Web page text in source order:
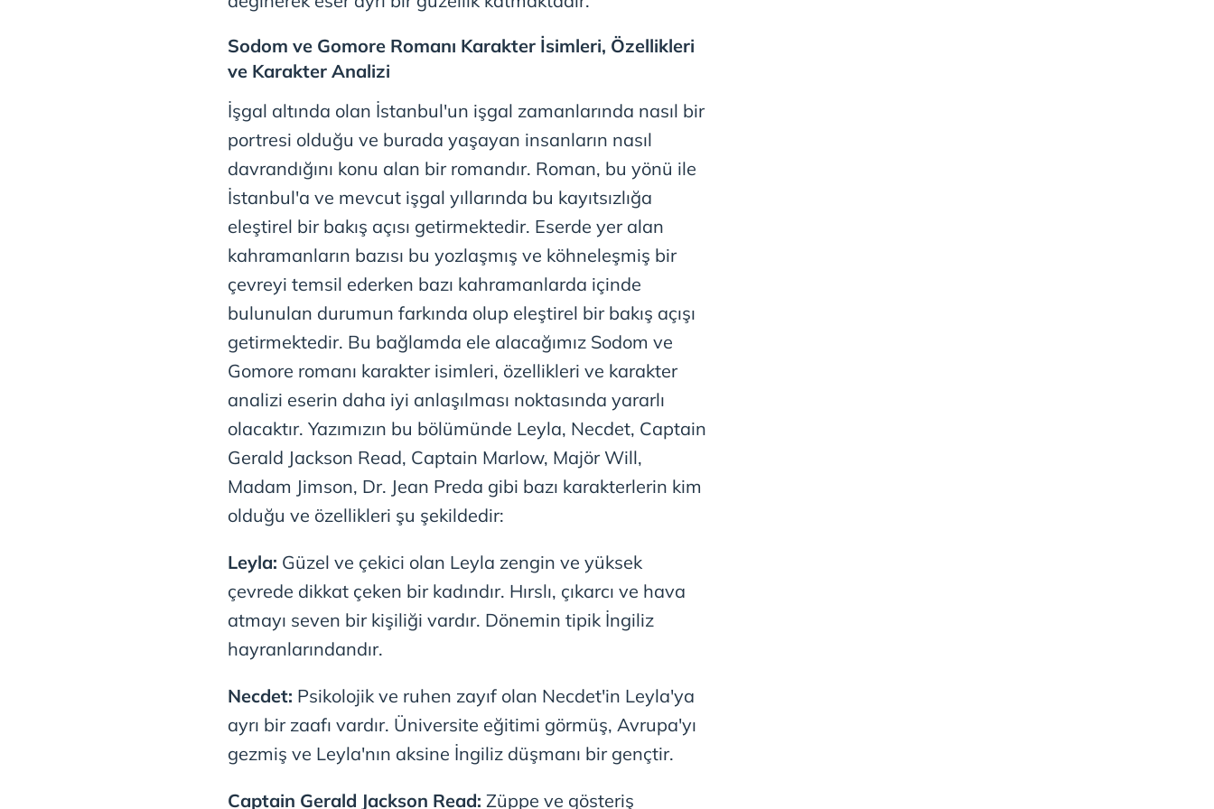
mevzuata uygun olarak kullanılan çerezlerle ilgili bilgi almak için lütfen
Sodom ve Gomore Romanı Karakter İsimleri, Özellikleri
ve Karakter Analizi
İşgal altında olan İstanbul'un işgal zamanlarında nasıl bir
portresi olduğu ve burada yaşayan insanların nasıl
davrandığını konu alan bir romandır. Roman, bu yönü ile
İstanbul'a ve mevcut işgal yıllarında bu kayıtsızlığa
eleştirel bir bakış açısı getirmektedir. Eserde yer alan
kahramanların bazısı bu yozlaşmış ve köhneleşmiş bir
çevreyi temsil ederken bazı kahramanlarda içinde
bulunulan durumun farkında olup eleştirel bir bakış açışı
getirmektedir. Bu bağlamda ele alacağımız Sodom ve
Gomore romanı karakter isimleri, özellikleri ve karakter
analizi eserin daha iyi anlaşılması noktasında yararlı
olacaktır. Yazımızın bu bölümünde Leyla, Necdet, Captain
Gerald Jackson Read, Captain Marlow, Majör Will,
Madam Jimson, Dr. Jean Preda gibi bazı karakterlerin kim
olduğu ve özellikleri şu şekildedir:
Leyla: Güzel ve çekici olan Leyla zengin ve yüksek
çevrede dikkat çeken bir kadındır. Hırslı, çıkarcı ve hava
atmayı seven bir kişiliği vardır. Dönemin tipik İngiliz
hayranlarındandır.
Necdet: Psikolojik ve ruhen zayıf olan Necdet'in Leyla'ya
ayrı bir zaafı vardır. Üniversite eğitimi görmüş, Avrupa'yı
gezmiş ve Leyla'nın aksine İngiliz düşmanı bir gençtir.
Captain Gerald Jackson Read: Züppe ve gösteriş